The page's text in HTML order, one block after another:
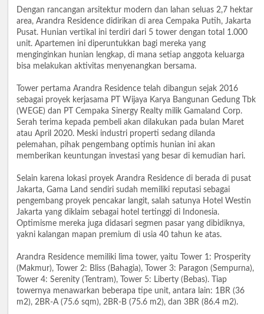
Dengan rancangan arsitektur modern dan lahan seluas 2,7 hektar
area, Arandra Residence didirikan di area Cempaka Putih, Jakarta
Pusat. Hunian vertikal ini terdiri dari 5 tower dengan total 1.000
unit. Apartemen ini diperuntukkan bagi mereka yang
menginginkan hunian lengkap, di mana setiap anggota keluarga
bisa melakukan aktivitas menyenangkan bersama.
Tower pertama Arandra Residence telah dibangun sejak 2016
sebagai proyek kerjasama PT Wijaya Karya Bangunan Gedung Tbk
(WEGE) dan PT Cempaka Sinergy Realty milik Gamaland Corp.
Serah terima kepada pembeli akan dilakukan pada bulan Maret
atau April 2020. Meski industri properti sedang dilanda
pelemahan, pihak pengembang optimis hunian ini akan
memberikan keuntungan investasi yang besar di kemudian hari.
Selain karena lokasi proyek Arandra Residence di berada di pusat
Jakarta, Gama Land sendiri sudah memiliki reputasi sebagai
pengembang proyek pencakar langit, salah satunya Hotel Westin
Jakarta yang diklaim sebagai hotel tertinggi di Indonesia.
Optimisme mereka juga didasari segmen pasar yang dibidiknya,
yakni kalangan mapan premium di usia 40 tahun ke atas.
Arandra Residence memiliki lima tower, yaitu Tower 1: Prosperity
(Makmur), Tower 2: Bliss (Bahagia), Tower 3: Paragon (Sempurna),
Tower 4: Serenity (Tentram), Tower 5: Liberty (Bebas). Tiap
towernya menawarkan beberapa tipe unit, antara lain: 1BR (36
m2), 2BR-A (75.6 sqm), 2BR-B (75.6 m2), dan 3BR (86.4 m2).